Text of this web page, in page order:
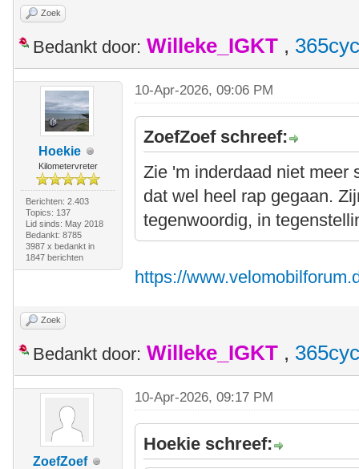
Zoek
Bedankt door: Willeke_IGKT ,
Hoekie
Kilometervreter
Berichten: 2.403
Topics: 137
Lid sinds: May 2018
Bedankt: 8785
3987 x bedankt in
1847 berichten
10-Apr-2026, 09:06 PM
ZoefZoef schreef:
Zie 'm inderdaad niet meer
dat wel heel rap gegaan.
tegenwoordig, in
https://
Zoek
Bedankt door: Willeke_IGKT ,
ZoefZoef
10-Apr-2026, 09:17 PM
Hoekie schreef: